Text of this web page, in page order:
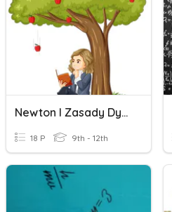
Newton I Zasady Dynamiki
18 P 9th - 12th